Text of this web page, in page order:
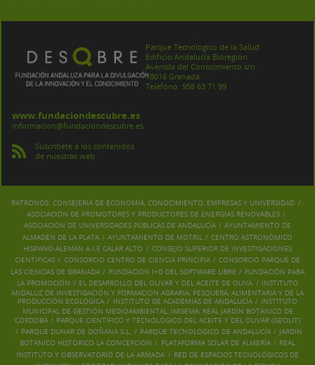
Parque Tecnológico de la Salud
Edificio Andalucía Bioregión
Avenida del Conocimiento s/n
18016 Granada
Teléfono: 958 63 71 99
www.fundaciondescubre.es
informacion@fundaciondescubre.es
Suscríbete a los contenidos
de nuestras web
PATRONOS:CONSEJERÍA DE ECONOMÍA, CONOCIMIENTO, EMPRESAS Y UNIVERSIDAD /
ASOCIACIÓN DE PROMOTORES Y PRODUCTORES DE ENERGÍAS RENOVABLES /
ASOCIACIÓN DE UNIVERSIDADES PÚBLICAS DE ANDALUCÍA / AYUNTAMIENTO DE
ALMADÉN DE LA PLATA / AYUNTAMIENTO DE MOTRIL / CENTRO ASTRONÓMICO
HISPANO-ALEMÁN A.I.E CALAR ALTO / CONSEJO SUPERIOR DE INVESTIGACIONES
CIENTÍFICAS / CONSORCIO CENTRO DE CIENCIA PRINCIPIA / CONSORCIO PARQUE DE
LAS CIENCIAS DE GRANADA / FUNDACIÓN I+D DEL SOFTWARE LIBRE / FUNDACIÓN PARA
LA PROMOCIÓN Y EL DESARROLLO DEL OLIVAR Y DEL ACEITE DE OLIVA / INSTITUTO
ANDALUZ DE INVESTIGACIÓN Y FORMACIÓN AGRARIA, PESQUERA, ALIMENTARIA Y DE LA
PRODUCCIÓN ECOLÓGICA / INSTITUTO DE ACADEMIAS DE ANDALUCÍA / INSTITUTO
MUNICIPAL DE GESTIÓN MEDIOAMBIENTAL, IMGEMA, REAL JARDÍN BOTÁNICO DE
CÓRDOBA / PARQUE CIENTÍFICO Y TECNOLÓGICO DEL ACEITE Y DEL OLIVAR (GEOLIT)
/ PARQUE DUNAR DE DOÑANA S.L. / PARQUE TECNOLÓGICO DE ANDALUCÍA / JARDÍN
BOTÁNICO HISTÓRICO LA CONCEPCIÓN / PLATAFORMA SOLAR DE ALMERÍA / REAL
INSTITUTO Y OBSERVATORIO DE LA ARMADA / RED DE ESPACIOS TECNOLÓGICOS DE